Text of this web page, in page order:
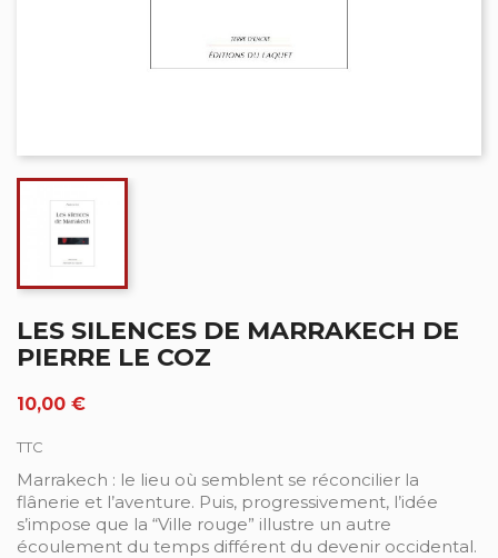
LES SILENCES DE MARRAKECH DE
PIERRE LE COZ
10,00 €
TTC
Marrakech : le lieu où semblent se réconcilier la
flânerie et l’aventure. Puis, progressivement, l’idée
s’impose que la “Ville rouge” illustre un autre
écoulement du temps différent du devenir occidental.